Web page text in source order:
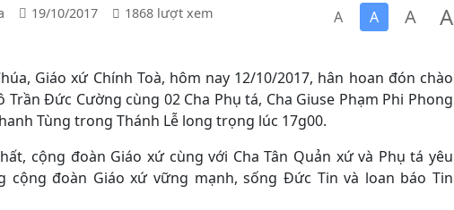
19/10/2017 1868 lượt xem A A A A
Giáo xứ Chính Toà, hôm nay 12/10/2017, hân hoan đón chào
Trần Đức Cường cùng 02 Cha Phụ tá, Cha Giuse Phạm Phi Phong
Tùng trong Thánh Lễ long trọng lúc 17g00.
cộng đoàn Giáo xứ cùng với Cha Tân Quản xứ và Phụ tá yêu
cộng đoàn Giáo xứ vững mạnh, sống Đức Tin và loan báo Tin